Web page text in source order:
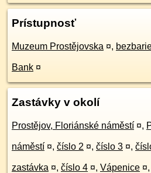
Prístupnosť
Muzeum Prostějovska ¤,
Bank ¤
Zastávky v okolí
Prostějov, Floriánské náměstí ¤,
náměstí ¤, číslo 2 ¤, číslo 3 ¤,
zastávka ¤, číslo 4 ¤, Vápenice ¤,